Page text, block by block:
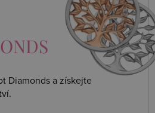
Diamonds a získejte